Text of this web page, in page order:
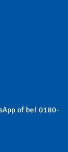
of bel 0180-